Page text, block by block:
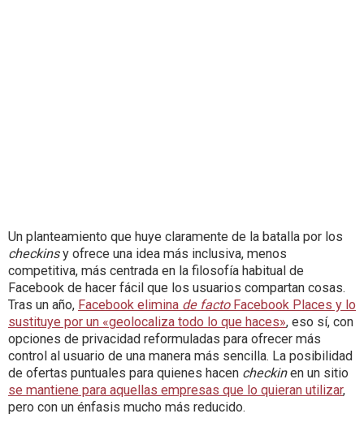
Un planteamiento que huye claramente de la batalla por los
checkinsy ofrece una idea más inclusiva, menos
competitiva, más centrada en la filosofía habitual de
Facebook de hacer fácil que los usuarios compartan cosas.
Tras un año, Facebook elimina de factoFacebook Places y lo
sustituye por un «geolocaliza todo lo que haces», eso sí, con
opciones de privacidad reformuladas para ofrecer más
control al usuario de una manera más sencilla. La posibilidad
de ofertas puntuales para quienes hacen checkinen un sitio
se mantiene para aquellas empresas que lo quieran utilizar,
pero con un énfasis mucho más reducido.